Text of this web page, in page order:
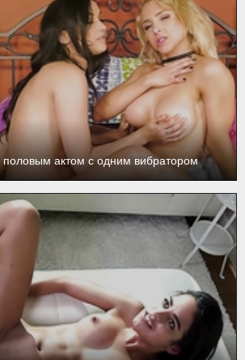
половым актом с одним вибратором